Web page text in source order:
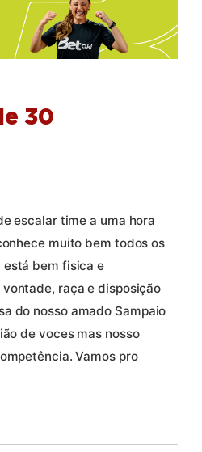
30
escalar time a uma hora
muito bem todos os
está bem fisica e
raça e disposição
do nosso amado Sampaio
de voces mas nosso
Vamos pro